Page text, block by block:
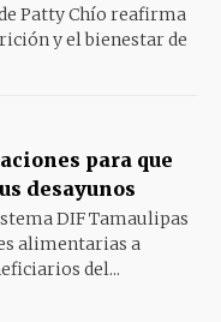
Patty Chío reafirma
y el bienestar de
para que
desayunos
DIF Tamaulipas
alimentarias a
del...